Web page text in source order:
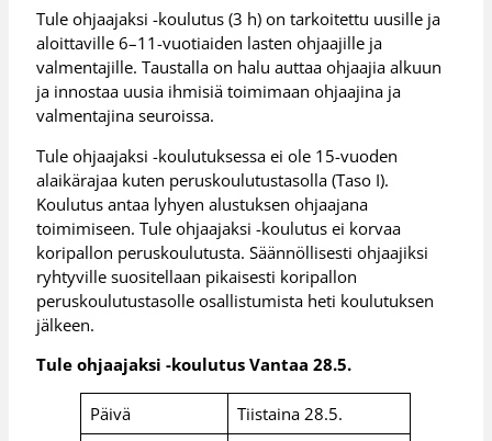
Tule ohjaajaksi -koulutus (3 h) on tarkoitettu uusille ja
aloittaville 6–11-vuotiaiden lasten ohjaajille ja
valmentajille. Taustalla on halu auttaa ohjaajia alkuun
ja innostaa uusia ihmisiä toimimaan ohjaajina ja
valmentajina seuroissa.
Tule ohjaajaksi -koulutuksessa ei ole 15-vuoden
alaikärajaa kuten peruskoulutustasolla (Taso I).
Koulutus antaa lyhyen alustuksen ohjaajana
toimimiseen. Tule ohjaajaksi -koulutus ei korvaa
koripallon peruskoulutusta. Säännöllisesti ohjaajiksi
ryhtyville suositellaan pikaisesti koripallon
peruskoulutustasolle osallistumista heti koulutuksen
jälkeen.
Tule ohjaajaksi -koulutus Vantaa 28.5.
Päivä
Tiistaina 28.5.